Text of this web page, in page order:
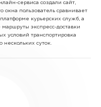
сервиса создали сайт,
окна пользователь сравнивает
курьерских служб, а
экспресс-доставки
условий транспортировка
нескольких суток.